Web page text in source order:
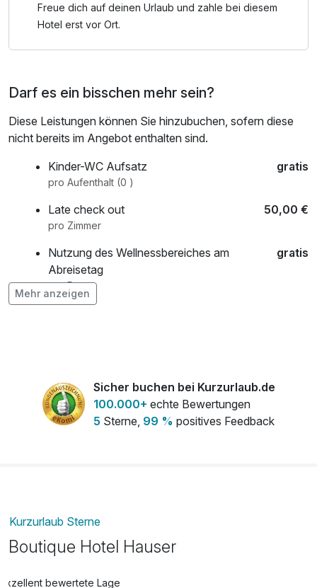
Freue dich auf deinen Urlaub und zahle bei diesem
Hotel erst vor Ort.
Darf es ein bisschen mehr sein?
Diese Leistungen können Sie hinzubuchen, sofern diese
nicht bereits im Angebot enthalten sind.
Kinder-WC Aufsatz
gratis
pro Aufenthalt (0 )
Late check out 50,00 €
pro Zimmer
Nutzung des Wellnessbereiches am
Abreisetag
gratis
pro Person
Töpfchen
Mehr anzeigen
Sicher buchen bei Kurzurlaub.de
100.000+ echte Bewertungen
5 Sterne, 99 % positives Feedback
Kurzurlaub Sterne
Boutique Hotel Hauser
Exzellent bewertete Lage